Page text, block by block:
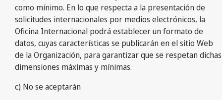
como mínimo. En lo que respecta a la presentación de
solicitudes internacionales por medios electrónicos, la
Oficina Internacional podrá establecer un formato de
datos, cuyas características se publicarán en el sitio Web
de la Organización, para garantizar que se respetan dichas
dimensiones máximas y mínimas.
c) No se aceptarán